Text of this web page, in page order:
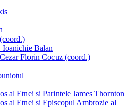
Balan
Florin Cocuz (coord.)
al Etnei si Parintele James Thornton
al Etnei si Episcopul Ambrozie al